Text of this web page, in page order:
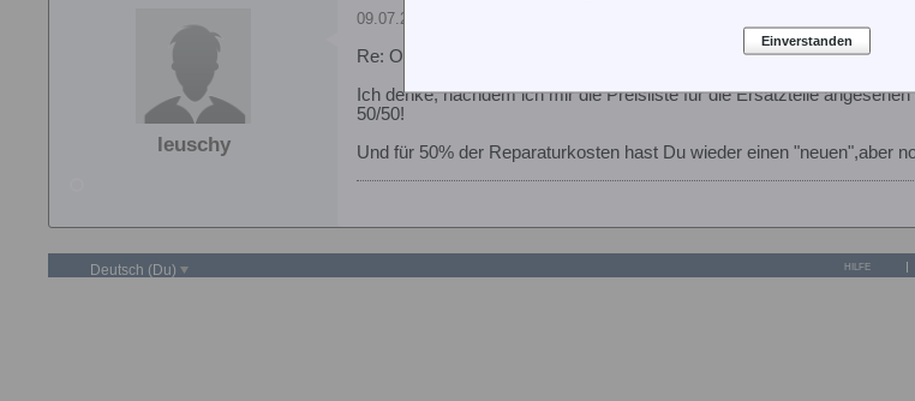
leuschy
09.07.2006, 20:50
Re: OS 91SX-H C Gestorben
Ich denke, nachdem ich mir die Preisliste für die Ersatzteile
50/50!
Und für 50% der Reparaturkosten hast Du wieder einen "neuen",aber
Deutsch (Du) HILFE
Einverstanden